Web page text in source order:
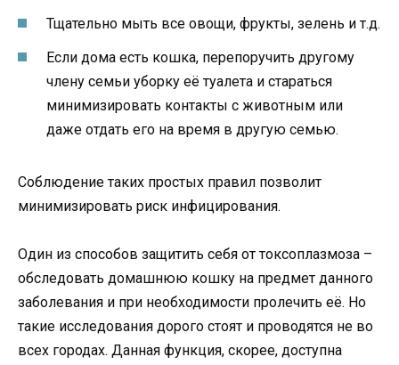
Тщательно мыть все овощи, фрукты, зелень и т.д.
Если дома есть кошка, перепоручить другому
члену семьи уборку её туалета и стараться
минимизировать контакты с животным или
даже отдать его на время в другую семью.
Соблюдение таких простых правил позволит
минимизировать риск инфицирования.
Один из способов защитить себя от токсоплазмоза –
обследовать домашнюю кошку на предмет данного
заболевания и при необходимости пролечить её. Но
такие исследования дорого стоят и проводятся не во
всех городах. Данная функция, скорее, доступна